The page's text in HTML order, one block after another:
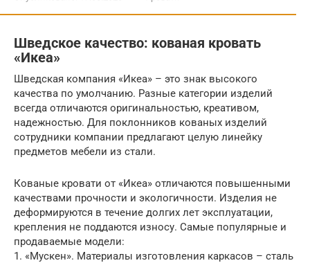
Шведское качество: кованая кровать
«Икеа»
Шведская компания «Икеа» – это знак высокого
качества по умолчанию. Разные категории изделий
всегда отличаются оригинальностью, креативом,
надежностью. Для поклонников кованых изделий
сотрудники компании предлагают целую линейку
предметов мебели из стали.
Кованые кровати от «Икеа» отличаются повышенными
качествами прочности и экологичности. Изделия не
деформируются в течение долгих лет эксплуатации,
крепления не поддаются износу. Самые популярные и
продаваемые модели:
1. «Мускен». Материалы изготовления каркасов – сталь